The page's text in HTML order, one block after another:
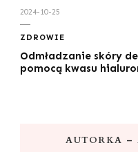
2024-10-25
ZDROWIE
Odmładzanie skóry
pomocą kwasu
AUTORKA –